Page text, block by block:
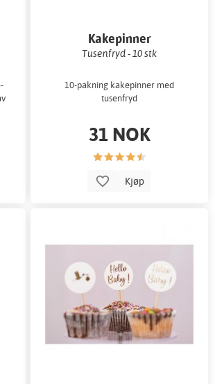
Kakepinner
Tusenfryd - 10 stk
10-pakning kakepinner med
tusenfryd
31 NOK
Kjøp